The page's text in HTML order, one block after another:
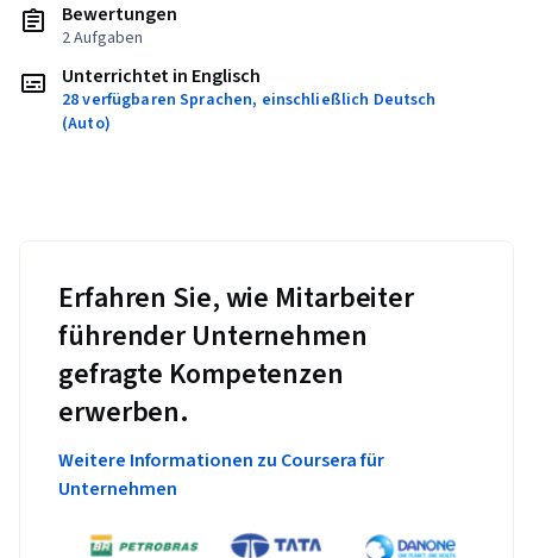
Bewertungen
2 Aufgaben
Unterrichtet in Englisch
28 verfügbaren Sprachen, einschließlich Deutsch
(Auto)
Erfahren Sie, wie Mitarbeiter
führender Unternehmen
gefragte Kompetenzen
erwerben.
Weitere Informationen zu Coursera für
Unternehmen